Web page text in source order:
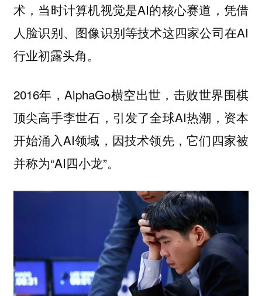
术，当时计算机视觉是AI的核心赛道，凭借
人脸识别、图像识别等技术这四家公司在AI
行业初露头角。
2016年，AlphaGo横空出世，击败世界围棋
顶尖高手李世石，引发了全球AI热潮，资本
开始涌入AI领域，因技术领先，它们四家被
并称为“AI四小龙”。